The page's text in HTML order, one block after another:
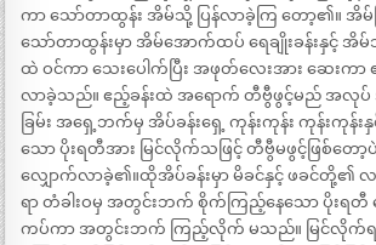
ကာ သော်တာထွန်း အိမ်သို့ ပြန်လာခဲ့ကြ တော့၏။ အိမ်
သော်တာထွန်းမှာ အိမ်အောက်ထပ် ရေချိုးခန်းနှင့် အိ
ထဲ ဝင်ကာ သေးပေါက်ပြီး အဖုတ်လေးအား ဆေးက
လာခဲ့သည်။ ဧည့်ခန်းထဲ အရောက် တီဗွီဖွင့်မည် အလု
ခြမ်း အရှေ့ဘက်မှ အိပ်ခန်းရှေ့ ကုန်းကုန်း ကုန်းကုန်းနှင့်
သော ပိုးရတီအား မြင်လိုက်သဖြင့် တီဗွီမဖွင့်ဖြစ်တော့ပဲ
လျှောက်လာခဲ့၏။ထိုအိပ်ခန်းမှာ မိခင်နှင့် ဖခင်တို့၏ လ
ရာ တံခါးဝမှ အတွင်းဘက် စိုက်ကြည့်နေသော ပိုးရတီ
ကပ်ကာ အတွင်းဘက် ကြည့်လိုက် မသည်။ မြင်လိုက်ရ